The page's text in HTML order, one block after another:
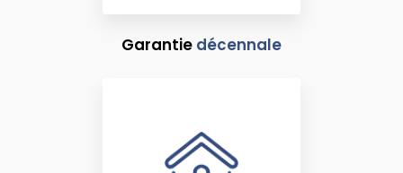
Garantie décennale